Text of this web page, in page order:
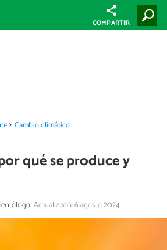
COMPARTIR
Cambio climático
qué se produce y
Actualizado: 6 agosto 2024